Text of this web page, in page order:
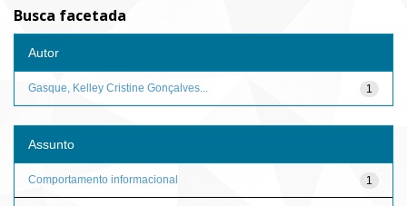
Busca facetada
Autor
1
Gasque, Kelley Cristine Gonçalves...
Assunto
1
Comportamento informacional